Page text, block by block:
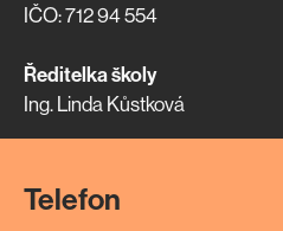
IČO: 712 94 554
Ředitelka školy
Ing. Linda Kůstková
Telefon